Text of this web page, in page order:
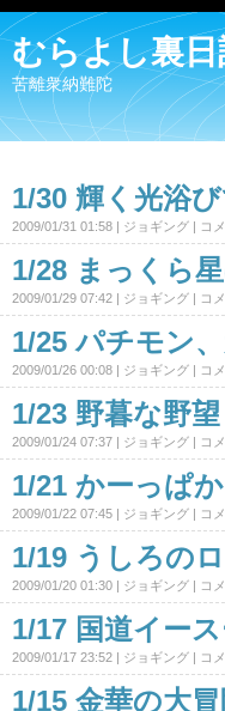
むらよし裏日
苦離衆納難陀
1/30 輝く光浴
2009/01/31 01:58 ジョギング コ
1/28 まっくら
2009/01/29 07:42 ジョギング コ
1/25 パチモン
2009/01/26 00:08 ジョギング コ
1/23 野暮な野望
2009/01/24 07:37 ジョギング コ
1/21 かーっぱ
2009/01/22 07:45 ジョギング コ
1/19 うしろの
2009/01/20 01:30 ジョギング コ
1/17 国道イー
2009/01/17 23:52 ジョギング コ
1/15 金華の大